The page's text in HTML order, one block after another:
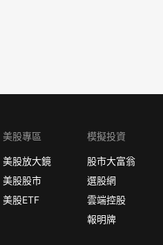
美股專區
美股放大鏡
美股股市
美股ETF
模擬投資
股市大富翁
選股網
雲端控股
報明牌